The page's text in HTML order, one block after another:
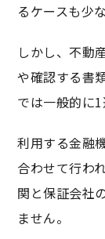
るケースも少
しかし、不動
や確認する書
では一般的に1
利用する金融
合わせて行わ
関と保証会社
ません。